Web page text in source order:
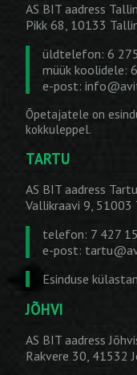
AS BIT aadress
Pikk 68, 10133
üldtelefon: 6
müük koolidele:
e-post:
Õpetajatele on
kokkuleppel.
TARTU
AS BIT aadress
Vallikraavi 9, 51003
telefon: 7 427
e-post:
Esinduse
JÕHVI
AS BIT aadress
Rakvere 30, 41532